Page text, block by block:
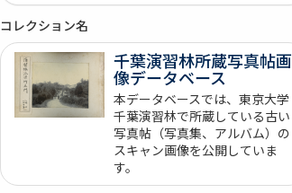
コレクション名
千葉演習林所蔵写真帖画
像データベース
本データベースでは、東京大学
千葉演習林で所蔵している古い
写真帖（写真集、アルバム）の
スキャン画像を公開していま
す。